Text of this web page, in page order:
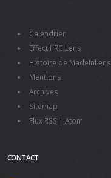
Calendrier
Effectif RC Lens
Histoire de MadeInLens
Mentions
Archives
Sitemap
Flux RSS | Atom
CONTACT